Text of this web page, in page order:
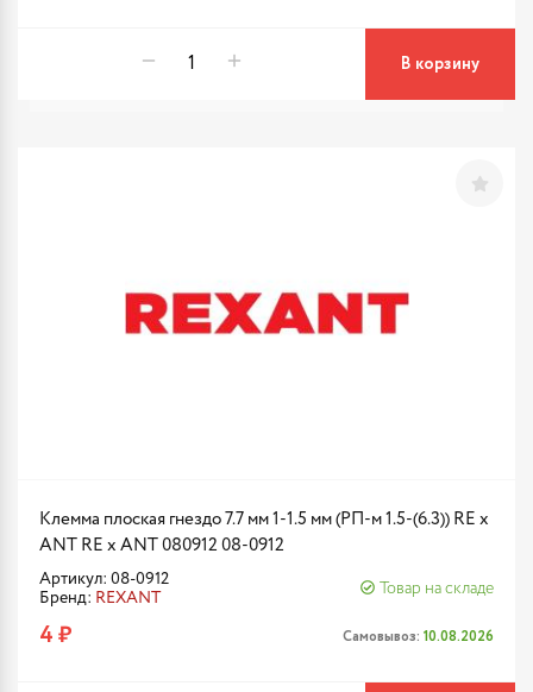
В корзину
Клемма плоская гнездо 7.7 мм 1-1.5 мм (РП-м 1.5-(6.3)) RE x
ANT RE x ANT 080912 08-0912
Артикул: 08-0912
Бренд: REXANT
Товар на складе
4 ₽ Самовывоз: 10.08.2026